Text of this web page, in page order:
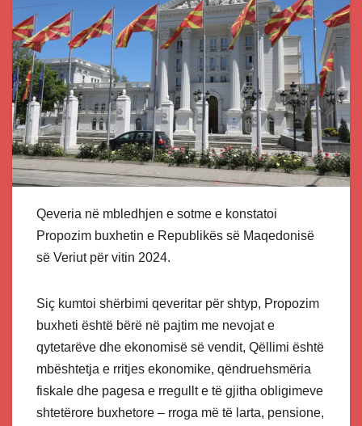
Qeveria në mbledhjen e sotme e konstatoi
Propozim buxhetin e Republikës së Maqedonisë
së Veriut për vitin 2024.
Siç kumtoi shërbimi qeveritar për shtyp, Propozim
buxheti është bërë në pajtim me nevojat e
qytetarëve dhe ekonomisë së vendit, Qëllimi është
mbështetja e rritjes ekonomike, qëndruehsmëria
fiskale dhe pagesa e rregullt e të gjitha obligimeve
shtetërore buxhetore – rroga më të larta, pensione,